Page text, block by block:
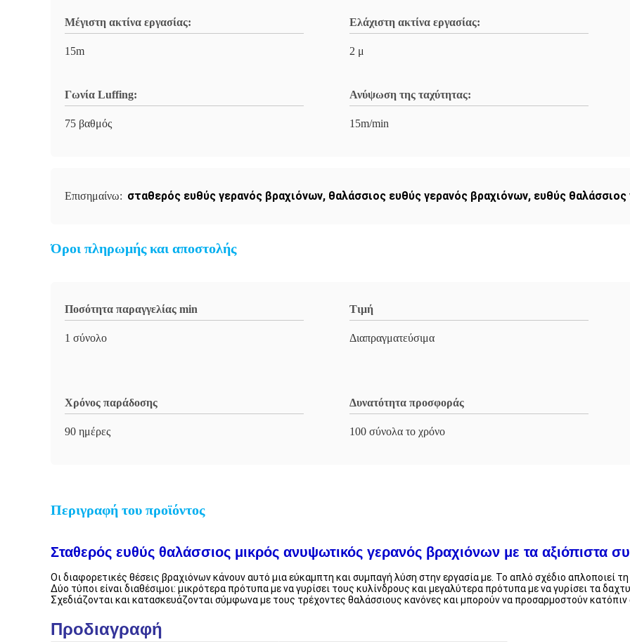
Μέγιστη ακτίνα εργασίας:
15m
Ελάχιστη ακτίνα εργασίας:
2 μ
Γωνία Luffing:
75 βαθμός
Ανύψωση της ταχύτητας:
15m/min
Επισημαίνω: σταθερός ευθύς γερανός βραχιόνων, θαλάσσιος ευθύς γερανός βραχιόνων, ευθύς
Όροι πληρωμής και αποστολής
Ποσότητα παραγγελίας min
1 σύνολο
Τιμή
Διαπραγματεύσιμα
Χρόνος παράδοσης
90 ημέρες
Δυνατότητα προσφοράς
100 σύνολα το χρόνο
Περιγραφή του προϊόντος
Σταθερός ευθύς θαλάσσιος μικρός ανυψωτικός γερανός βραχιόνων με τα αξιόπιστα
Οι διαφορετικές θέσεις βραχιόνων κάνουν αυτό μια εύκαμπτη και συμπαγή λύση στην εργασία με. Το απλό σχέδιο απλοποιεί
Δύο τύποι είναι διαθέσιμοι: μικρότερα πρότυπα με να γυρίσει τους κυλίνδρους και μεγαλύτερα πρότυπα με να γυρίσει τα
Σχεδιάζονται και κατασκευάζονται σύμφωνα με τους τρέχοντες θαλάσσιους κανόνες και μπορούν να προσαρμοστούν κατόπιν
Προδιαγραφή